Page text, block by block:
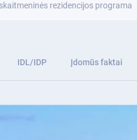
rezidencijos programa
IDL/IDP Įdomūs faktai